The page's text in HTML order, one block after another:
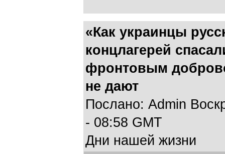
«Как украинцы
концлагерей
фронтовым
не дают
Послано: Admin
- 08:58 GMT
Дни нашей жизни